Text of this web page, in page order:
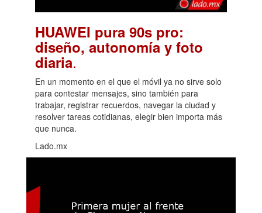
HUAWEI pura 90s pro:
diseño, autonomía y foto
diaria.
En un momento en el que el móvil ya no sirve solo
para contestar mensajes, sino también para
trabajar, registrar recuerdos, navegar la ciudad y
resolver tareas cotidianas, elegir bien importa más
que nunca.
Lado.mx